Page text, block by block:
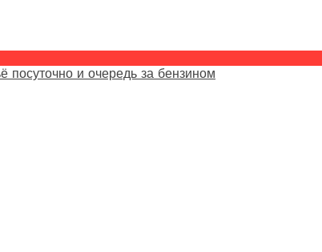
и очередь за бензином